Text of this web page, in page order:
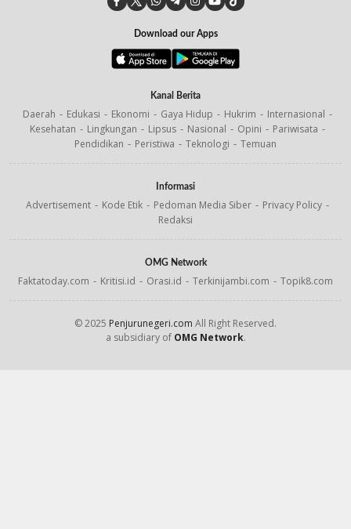
Download our Apps
Kanal Berita
Daerah Edukasi Ekonomi Gaya Hidup Hukrim
Internasional
Kesehatan
Lingkungan Lipsus Nasional Opini
Pariwisata
Pendidikan
Peristiwa Teknologi Temuan
Informasi
Advertisement Kode Etik Pedoman Media Siber
Privacy Policy
Redaksi
OMG Network
Faktatoday.com Kritisi.id Orasi.id Terkinijambi.com Topik8.com
© 2025 Penjurunegeri.com All Right Reserved.
a subsidiary of OMG Network.